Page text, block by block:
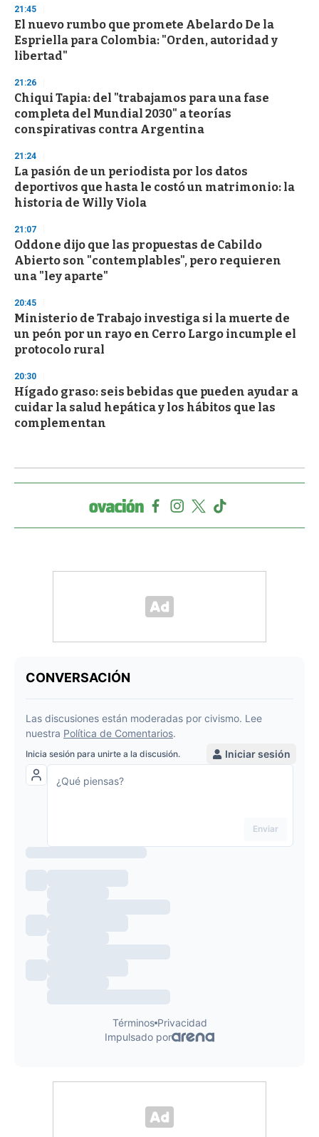
d
s
21:45
El nuevo rumbo que promete Abelardo De la
Espriella para Colombia: "Orden, autoridad y
libertad"
21:26
Chiqui Tapia: del "trabajamos para una fase
completa del Mundial 2030" a teorías
conspirativas contra Argentina
21:24
La pasión de un periodista por los datos
deportivos que hasta le costó un matrimonio: la
historia de Willy Viola
21:07
Oddone dijo que las propuestas de Cabildo
Abierto son "contemplables", pero requieren
una "ley aparte"
20:45
Ministerio de Trabajo investiga si la muerte de
un peón por un rayo en Cerro Largo incumple el
protocolo rural
20:30
Hígado graso: seis bebidas que pueden ayudar a
cuidar la salud hepática y los hábitos que las
complementan